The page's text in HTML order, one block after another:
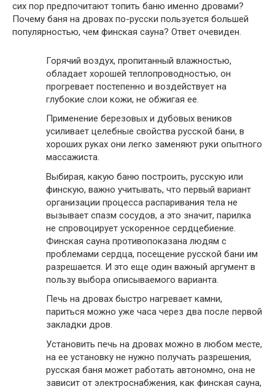
сих пор предпочитают топить баню именно дровами?
Почему баня на дровах по-русски пользуется большей
популярностью, чем финская сауна? Ответ очевиден.
Горячий воздух, пропитанный влажностью,
обладает хорошей теплопроводностью, он
прогревает постепенно и воздействует на
глубокие слои кожи, не обжигая ее.
Применение березовых и дубовых веников
усиливает целебные свойства русской бани, в
хороших руках они легко заменяют руки опытного
массажиста.
Выбирая, какую баню построить, русскую или
финскую, важно учитывать, что первый вариант
организации процесса распаривания тела не
вызывает спазм сосудов, а это значит, парилка
не спровоцирует ускоренное сердцебиение.
Финская сауна противопоказана людям с
проблемами сердца, посещение русской бани им
разрешается. И это еще один важный аргумент в
пользу выбора описываемого варианта.
Печь на дровах быстро нагревает камни,
париться можно уже часа через два после первой
закладки дров.
Установить печь на дровах можно в любом месте,
на ее установку не нужно получать разрешения,
русская баня может работать автономно, она не
зависит от электроснабжения, как финская сауна,